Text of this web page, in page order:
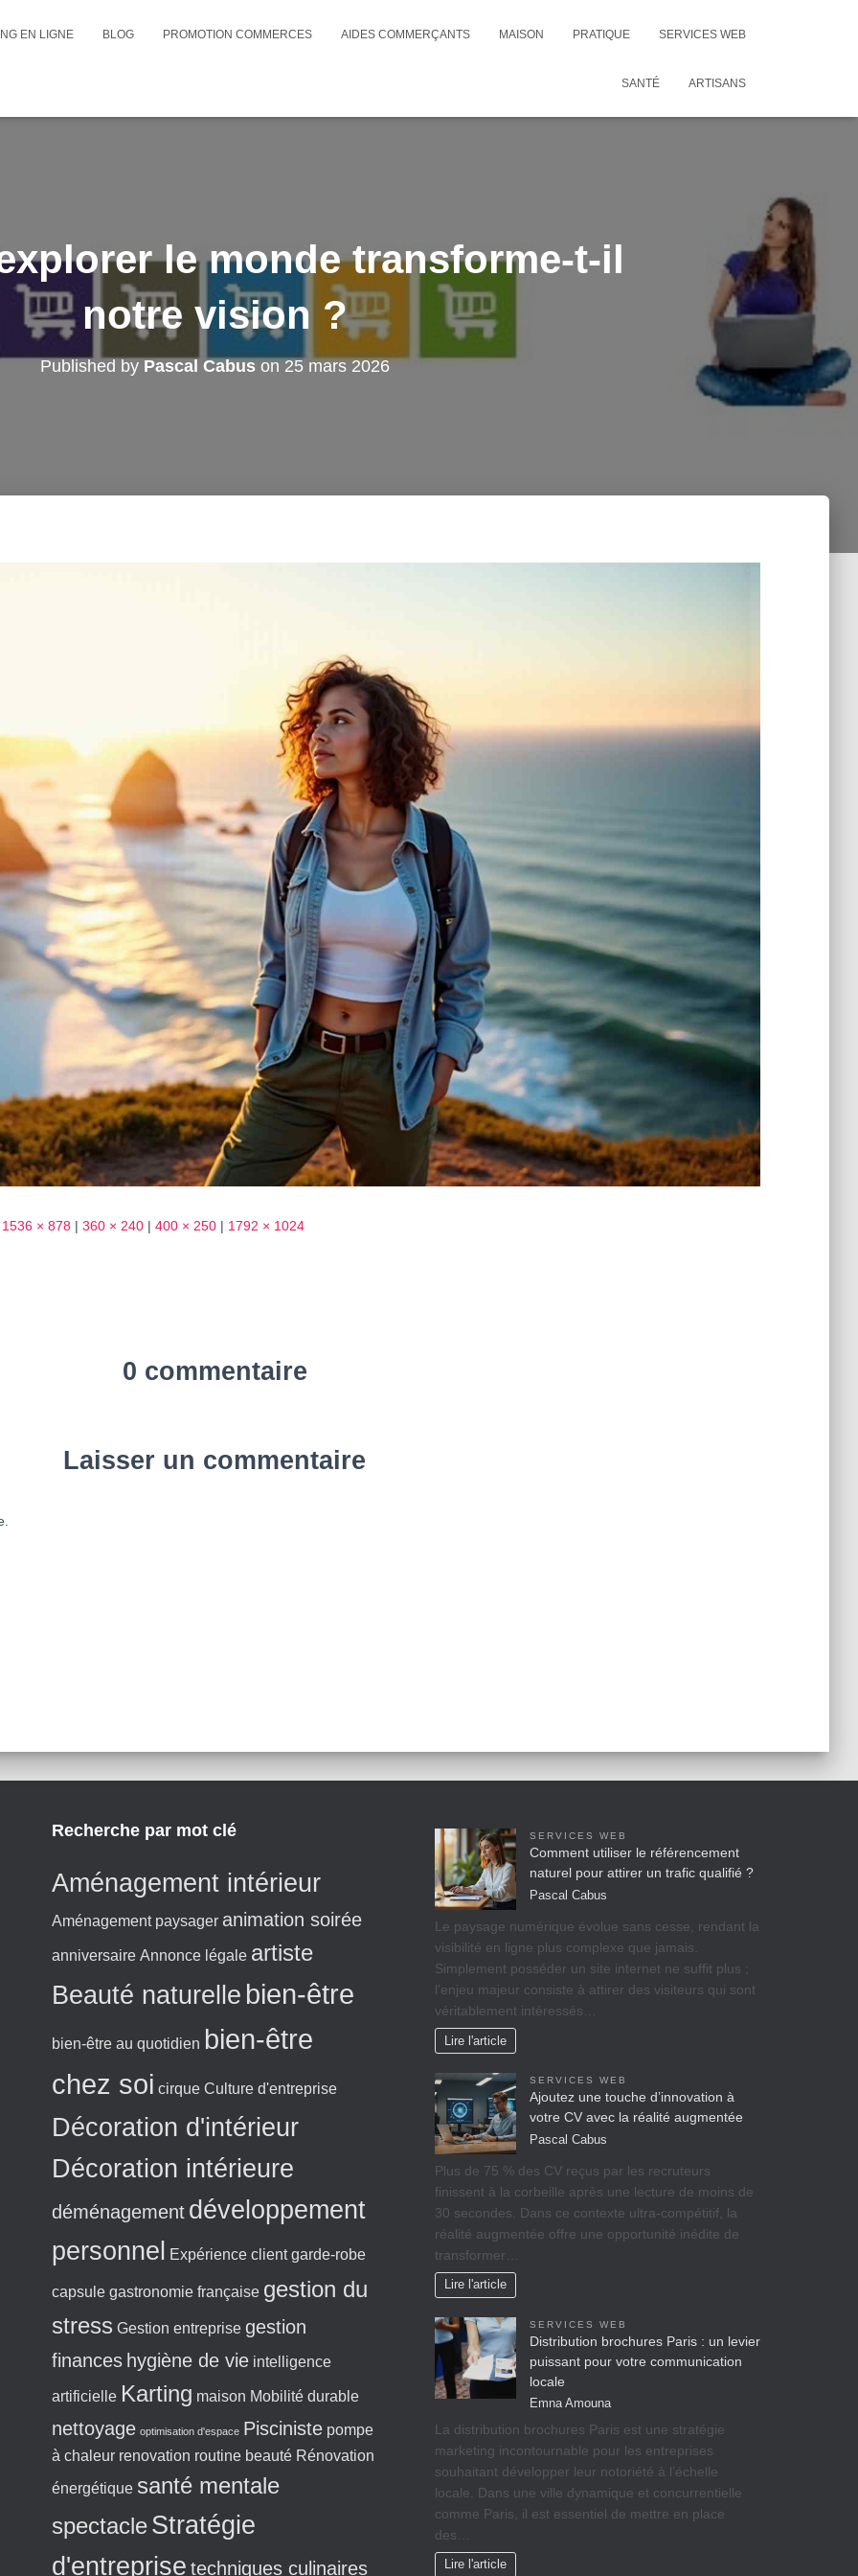
EN LIGNE BLOG PROMOTION COMMERCES AIDES COMMERÇANTS MAISON PRATIQUE SERVICES WEB
SANTÉ ARTISANS
le monde transforme-t-il
notre vision ?
Published by Pascal Cabuson 25 mars 2026
1536 × 878 | 360 × 240 | 400 × 250 | 1792 × 1024
0 commentaire
Laisser un commentaire
Recherche par mot clé
Aménagement intérieur
Aménagement paysager animation soirée
anniversaire Annonce légale artiste
Beauté naturelle bien-être
bien-être au quotidien bien-être
chez soi cirque Culture d'entreprise
Décoration d'intérieur
Décoration intérieure
déménagement développement
personnel
Expérience client garde-robe
capsule gastronomie française gestion du
stress Gestion entreprise gestion
finances hygiène de vie intelligence
artificielle Karting maison Mobilité durable
nettoyage optimisation d'espace Pisciniste pompe
à chaleur renovation routine beauté Rénovation
énergétique santé mentale
spectacleStratégie
d'entreprise techniques culinaires
SERVICES WEB
Comment utiliser le référencement
naturel pour attirer un trafic qualifié ?
Pascal Cabus
Le paysage numérique évolue sans cesse, rendant la
visibilité en ligne plus complexe que jamais.
Simplement posséder un site internet ne suffit plus ;
l’enjeu majeur consiste à attirer des visiteurs qui sont
véritablement intéressés…
Lire l'article
SERVICES WEB
Ajoutez une touche d’innovation à
votre CV avec la réalité augmentée
Pascal Cabus
Plus de 75 % des CV reçus par les recruteurs
finissent à la corbeille après une lecture de moins de
30 secondes. Dans ce contexte ultra-compétitif, la
réalité augmentée offre une opportunité inédite de
transformer…
Lire l'article
SERVICES WEB
Distribution brochures Paris : un levier
puissant pour votre communication
locale
Emna Amouna
La distribution brochures Paris est une stratégie
marketing incontournable pour les entreprises
souhaitant développer leur notoriété à l’échelle
locale. Dans une ville dynamique et concurrentielle
comme Paris, il est essentiel de mettre en place
des…
Lire l'article